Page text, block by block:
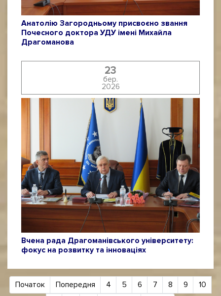
Анатолію Загородньому присвоєно звання
Почесного доктора УДУ імені Михайла
Драгоманова
23
бер.
2026
Вчена рада Драгоманівського університету:
фокус на розвитку та інноваціях
Початок Попередня 4 5 6 7 8 9
10